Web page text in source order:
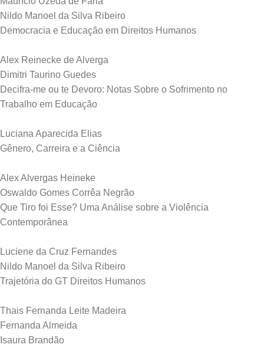
Nildo Manoel da Silva Ribeiro
Democracia e Educação em Direitos Humanos
Alex Reinecke de Alverga
Dimitri Taurino Guedes
Decifra-me ou te Devoro: Notas Sobre o Sofrimento no
Trabalho em Educação
Luciana Aparecida Elias
Gênero, Carreira e a Ciência
Alex Alvergas Heineke
Oswaldo Gomes Corrêa Negrão
Que Tiro foi Esse? Uma Análise sobre a Violência
Contemporânea
Luciene da Cruz Fernandes
Nildo Manoel da Silva Ribeiro
Trajetória do GT Direitos Humanos
Thais Fernanda Leite Madeira
Fernanda Almeida
Isaura Brandão